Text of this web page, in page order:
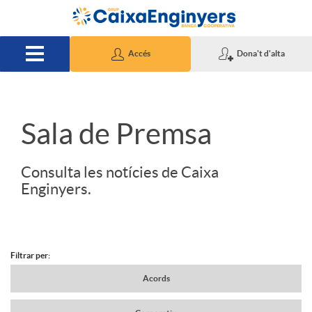
Salta al contingut principal
Accés Dona't d'alta
S
d
Sala de Premsa
Consulta les notícies de Caixa
Enginyers.
N
Filtrar per:
Acords